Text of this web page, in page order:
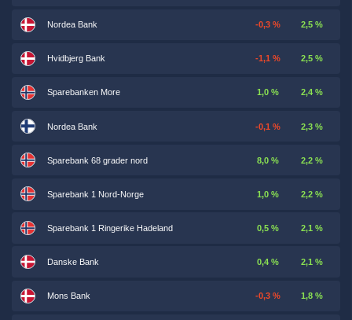
Nordea Bank -0,3 % 2,5 %
Hvidbjerg Bank -1,1 % 2,5 %
Sparebanken More 1,0 % 2,4 %
Nordea Bank -0,1 % 2,3 %
Sparebank 68 grader nord 8,0 % 2,2 %
Sparebank 1 Nord-Norge 1,0 % 2,2 %
Sparebank 1 Ringerike Hadeland 0,5 % 2,1 %
Danske Bank 0,4 % 2,1 %
Mons Bank -0,3 % 1,8 %